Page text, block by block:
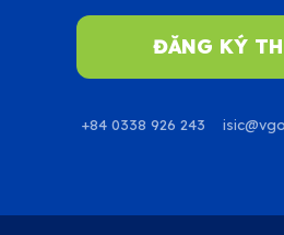
ĐĂNG KÝ
+84 0338 926 243